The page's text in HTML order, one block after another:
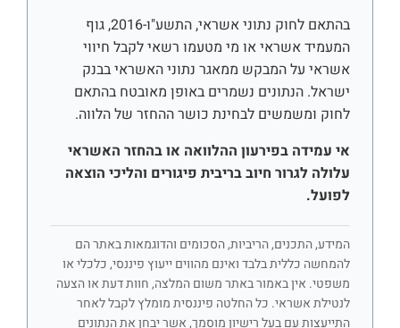
בהתאם לחוק נתוני אשראי, התשע"ו-2016, גוף
המעמיד אשראי או מי מטעמו רשאי לקבל חיווי
אשראי על המבקש ממאגר נתוני האשראי בבנק
ישראל. הנתונים נשמרים באופן מאובטח בהתאם
לחוק ומשמשים לבחינת כושר ההחזר של הלווה.
אי עמידה בפירעון ההלוואה או בהחזר האשראי
עלולה לגרור חיוב בריבית פיגורים והליכי הוצאה
לפועל.
המידע, התכנים, הריביות, הסכומים והדוגמאות באתר הם
להמחשה כללית בלבד ואינם מהווים ייעוץ פיננסי, כלכלי או
משפטי. אין באמור באתר משום המלצה, חוות דעת או הצעה
לנטילת אשראי. כל החלטה פיננסית מומלץ לקבל לאחר
התייעצות עם בעל רישיון מוסמך, אשר יבחן את הנתונים